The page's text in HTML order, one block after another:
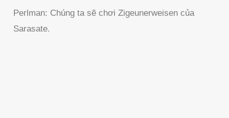
Perlman: Chúng ta sẽ chơi Zigeunerweisen của
Sarasate.